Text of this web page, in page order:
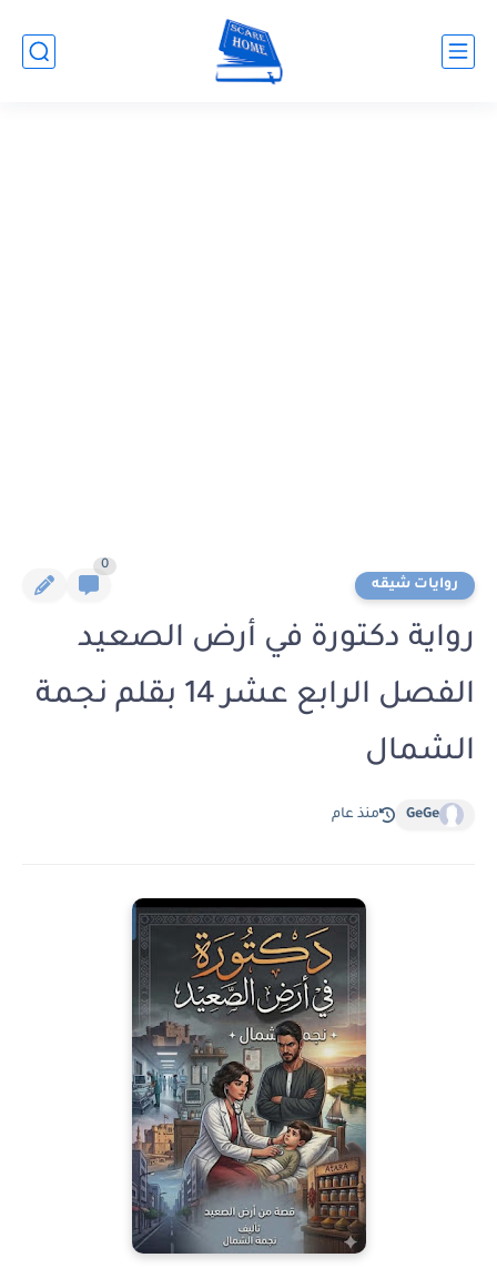
روايات شيقه
0
رواية دكتورة في أرض الصعيد
الفصل الرابع عشر 14 بقلم نجمة
الشمال
GeGe منذ عام